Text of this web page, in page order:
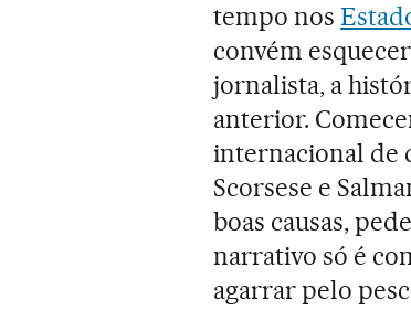
tempo nos
convém
jornalista, a
anterior.
internacional de
Scorsese e
boas causas,
narrativo só é
agarrar pelo